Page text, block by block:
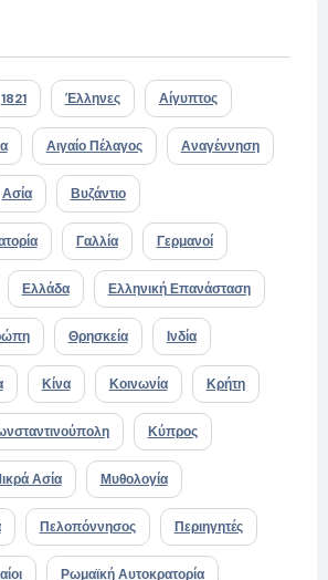
1821 Έλληνες Αίγυπτος
Αιγαίο Πέλαγος Αναγέννηση
Ασία Βυζάντιο
Γαλλία Γερμανοί
Ελλάδα Ελληνική Επανάσταση
Θρησκεία Ινδία
Κίνα Κοινωνία Κρήτη
Κύπρος
Ασία Μυθολογία
Πελοπόννησος Περιηγητές
Ρωμαϊκή Αυτοκρατορία